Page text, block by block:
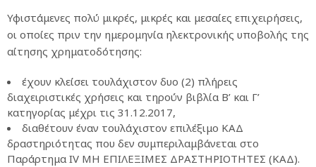
Υφιστάμενες πολύ μικρές, μικρές και μεσαίες επιχειρήσεις,
οι οποίες πριν την ημερομηνία ηλεκτρονικής υποβολής της
αίτησης χρηματοδότησης:
έχουν κλείσει τουλάχιστον δυο (2) πλήρεις
διαχειριστικές χρήσεις και τηρούν βιβλία Β’ και Γ’
κατηγορίας μέχρι τις 31.12.2017,
διαθέτουν έναν τουλάχιστον επιλέξιμο ΚΑΔ
δραστηριότητας που δεν συμπεριλαμβάνεται στο
Παράρτημα ΙV ΜΗ EΠΙΛΕΞΙΜΕΣ ΔΡΑΣΤΗΡΙΟΤΗΤΕΣ (ΚΑΔ).